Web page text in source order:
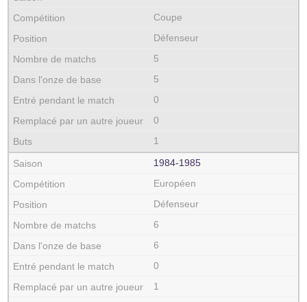
Coupe
Défenseur
5
5
0
0
1
1984‑1985
Européen
Défenseur
6
6
0
1